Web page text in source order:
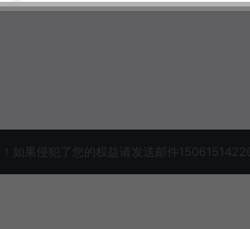
如果侵犯了您的权益请发送邮件